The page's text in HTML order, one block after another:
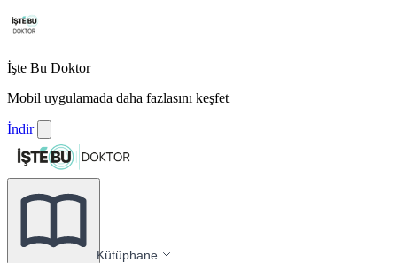
İşte Bu Doktor
Mobil uygulamada daha fazlasını keşfet
İndir
Kütüphane